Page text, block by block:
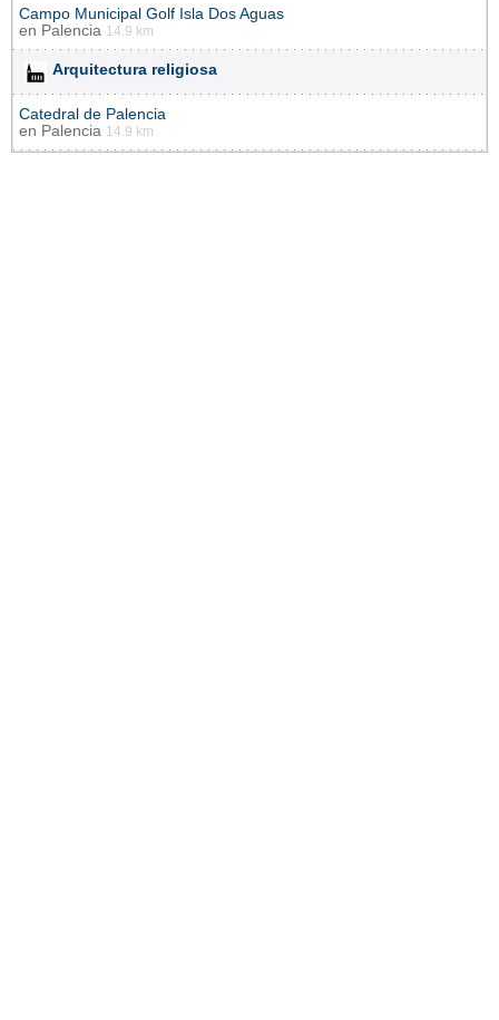
Campo Municipal Golf Isla Dos Aguas
en Palencia 14.9 km
Arquitectura religiosa
Catedral de Palencia
en Palencia 14.9 km